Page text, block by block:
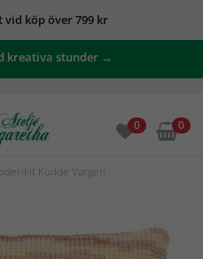
köp över 799 kr
kreativa stunder →
0 0
Kudde Vargen